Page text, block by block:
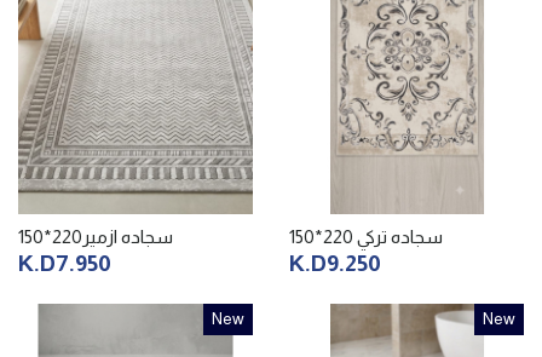
سجاده ازمير220*150
K.D7.950
سجاده تركي 220*150
K.D9.250
New New